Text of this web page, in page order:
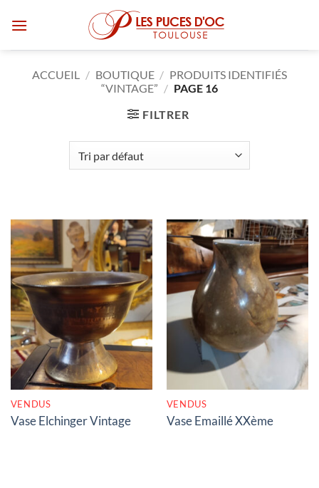
ACCUEIL / BOUTIQUE / PRODUITS IDENTIFIÉS
“VINTAGE” / PAGE 16
FILTRER
RUPTURE DE STOCK
VENDUS
Vase Elchinger Vintage
RUPTURE DE STOCK
VENDUS
Vase Emaillé XXème